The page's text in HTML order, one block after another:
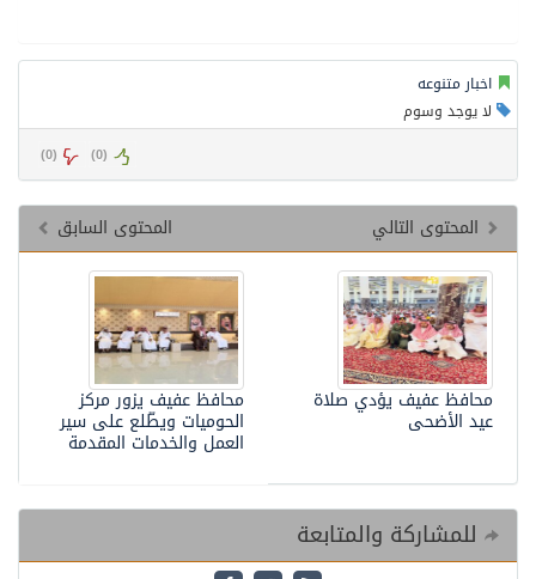
اخبار متنوعه
لا يوجد وسوم
(
0
) (
0
)
المحتوى السابق المحتوى التالي
محافظ عفيف يزور مركز
الحوميات ويطّلع على سير
العمل والخدمات المقدمة
محافظ عفيف يؤدي صلاة
عيد الأضحى
للمشاركة والمتابعة